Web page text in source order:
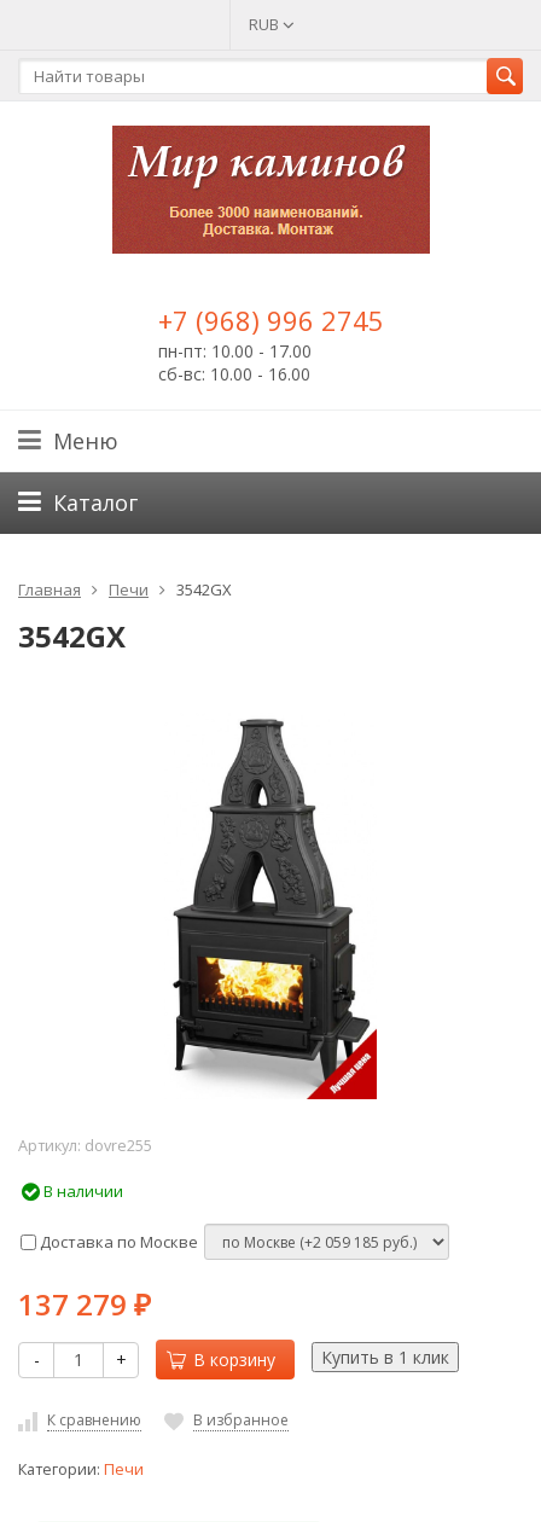
RUB
+7 (968) 996 2745
пн-пт: 10.00 - 17.00
сб-вс: 10.00 - 16.00
Меню
Каталог
Главная Печи 3542GX
3542GX
Артикул: dovre255
В наличии
Доставка по Москве
137 279 ₽
- + В корзину
К сравнению В избранное
Категории: Печи